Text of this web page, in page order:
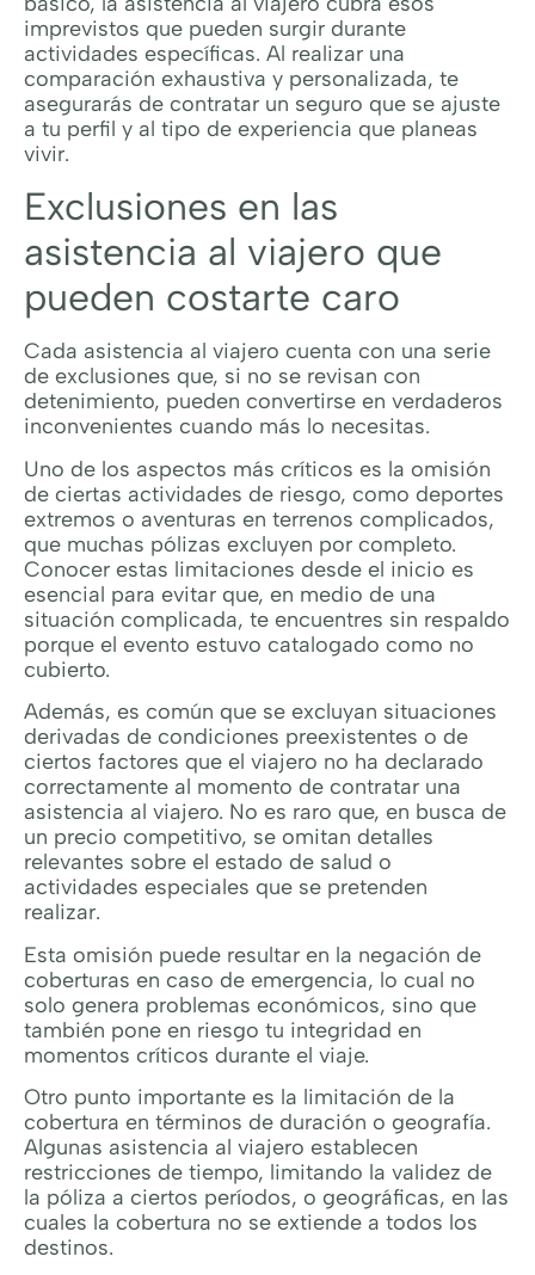
imprevistos que pueden surgir durante
actividades específicas. Al realizar una
comparación exhaustiva y personalizada, te
asegurarás de contratar un seguro que se ajuste
a tu perfil y al tipo de experiencia que planeas
vivir.
Exclusiones en las
asistencia al viajero que
pueden costarte caro
Cada asistencia al viajero cuenta con una serie
de exclusiones que, si no se revisan con
detenimiento, pueden convertirse en verdaderos
inconvenientes cuando más lo necesitas.
Uno de los aspectos más críticos es la omisión
de ciertas actividades de riesgo, como deportes
extremos o aventuras en terrenos complicados,
que muchas pólizas excluyen por completo.
Conocer estas limitaciones desde el inicio es
esencial para evitar que, en medio de una
situación complicada, te encuentres sin respaldo
porque el evento estuvo catalogado como no
cubierto.
Además, es común que se excluyan situaciones
derivadas de condiciones preexistentes o de
ciertos factores que el viajero no ha declarado
correctamente al momento de contratar una
asistencia al viajero. No es raro que, en busca de
un precio competitivo, se omitan detalles
relevantes sobre el estado de salud o
actividades especiales que se pretenden
realizar.
Esta omisión puede resultar en la negación de
coberturas en caso de emergencia, lo cual no
solo genera problemas económicos, sino que
también pone en riesgo tu integridad en
momentos críticos durante el viaje.
Otro punto importante es la limitación de la
cobertura en términos de duración o geografía.
Algunas asistencia al viajero establecen
restricciones de tiempo, limitando la validez de
la póliza a ciertos períodos, o geográficas, en las
cuales la cobertura no se extiende a todos los
destinos.